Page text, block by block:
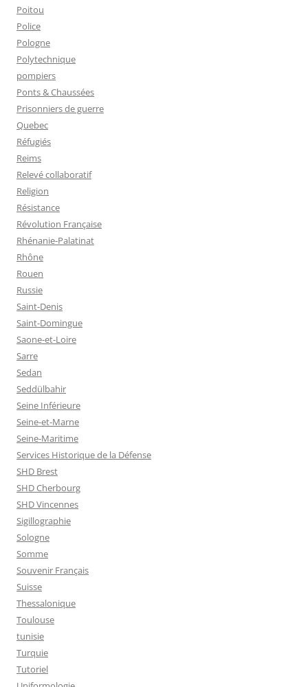
Poitou
Police
Pologne
Polytechnique
pompiers
Ponts & Chaussées
Prisonniers de guerre
Quebec
Réfugiés
Reims
Relevé collaboratif
Religion
Résistance
Révolution Française
Rhénanie-Palatinat
Rhône
Rouen
Russie
Saint-Denis
Saint-Domingue
Saone-et-Loire
Sarre
Sedan
Seddülbahir
Seine Inférieure
Seine-et-Marne
Seine-Maritime
Services Historique de la Défense
SHD Brest
SHD Cherbourg
SHD Vincennes
Sigillographie
Sologne
Somme
Souvenir Français
Suisse
Thessalonique
Toulouse
tunisie
Turquie
Tutoriel